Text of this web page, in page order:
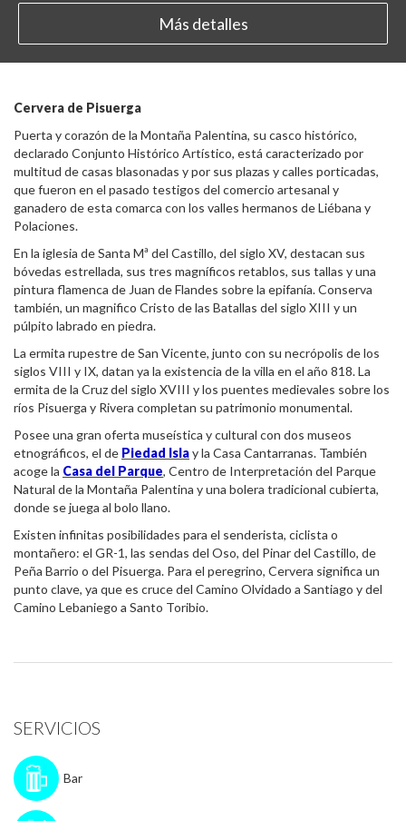
Más detalles
Cervera de Pisuerga
Puerta y corazón de la Montaña Palentina, su casco histórico,
declarado Conjunto Histórico Artístico, está caracterizado por
multitud de casas blasonadas y por sus plazas y calles porticadas,
que fueron en el pasado testigos del comercio artesanal y
ganadero de esta comarca con los valles hermanos de Liébana y
Polaciones.
En la iglesia de Santa Mª del Castillo, del siglo XV, destacan sus
bóvedas estrellada, sus tres magníficos retablos, sus tallas y una
pintura flamenca de Juan de Flandes sobre la epifanía. Conserva
también, un magnifico Cristo de las Batallas del siglo XIII y un
púlpito labrado en piedra.
La ermita rupestre de San Vicente, junto con su necrópolis de los
siglos VIII y IX, datan ya la existencia de la villa en el año 818. La
ermita de la Cruz del siglo XVIII y los puentes medievales sobre los
ríos Pisuerga y Rivera completan su patrimonio monumental.
Posee una gran oferta museística y cultural con dos museos
etnográficos, el de Piedad Islay la Casa Cantarranas. También
acoge la Casa del Parque, Centro de Interpretación del Parque
Natural de la Montaña Palentina y una bolera tradicional cubierta,
donde se juega al bolo llano.
Existen infinitas posibilidades para el senderista, ciclista o
montañero: el GR-1, las sendas del Oso, del Pinar del Castillo, de
Peña Barrio o del Pisuerga. Para el peregrino, Cervera significa un
punto clave, ya que es cruce del Camino Olvidado a Santiago y del
Camino Lebaniego a Santo Toribio.
SERVICIOS
Bar